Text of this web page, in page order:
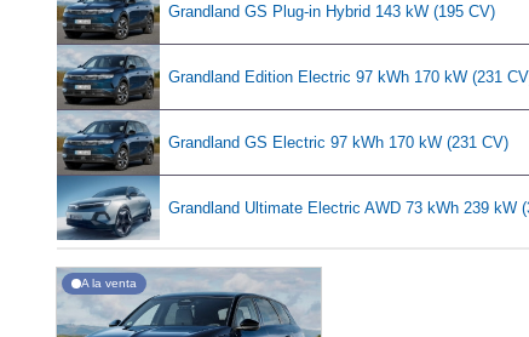
Grandland GS Plug-in Hybrid 143 kW (195 CV)
Grandland Edition Electric 97 kWh 170 kW (231
Grandland GS Electric 97 kWh 170 kW (231 CV)
Grandland Ultimate Electric AWD 73 kWh 239 kW
A la venta